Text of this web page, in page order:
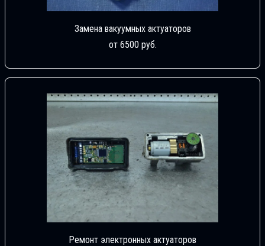
Замена вакуумных актуаторов
от 6500 руб.
Ремонт электронных актуаторов